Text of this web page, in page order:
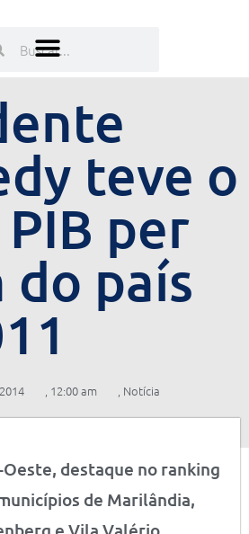
Pesquisar
teve o
per
do país
, 12:00 am , Notícia
destaque no ranking
de Marilândia,